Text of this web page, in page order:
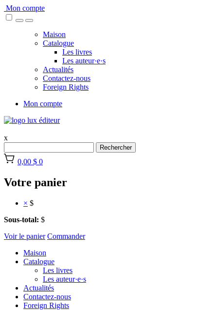
Skip
to
Mon compte
Maison
Catalogue
Les livres
Les auteur·e·s
Actualités
Contactez-nous
Foreign Rights
Mon compte
x
Rechercher
0,00 $ 0
Votre panier
× $
Sous-total: $
Voir le panier Commander
Maison
Catalogue
Les livres
Les auteur·e·s
Actualités
Contactez-nous
Foreign Rights